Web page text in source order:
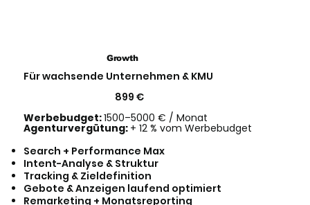
Growth
Für wachsende Unternehmen & KMU
899 €
Werbebudget:1500–5000 € / Monat
Agenturvergütung: + 12 % vom Werbebudget
Search + Performance Max
Intent-Analyse & Struktur
Tracking & Zieldefinition
Gebote & Anzeigen laufend optimiert
Remarketing + Monatsreporting